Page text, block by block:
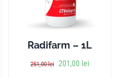
Radifarm – 1L
251,00lei 201,00 lei